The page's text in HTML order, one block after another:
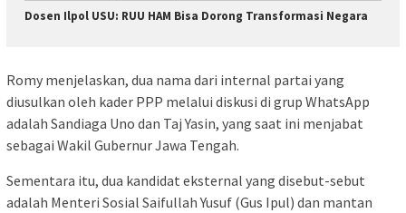
Dosen Ilpol USU: RUU HAM Bisa Dorong Transformasi Negara
Romy menjelaskan, dua nama dari internal partai yang
diusulkan oleh kader PPP melalui diskusi di grup WhatsApp
adalah Sandiaga Uno dan Taj Yasin, yang saat ini menjabat
sebagai Wakil Gubernur Jawa Tengah.
Sementara itu, dua kandidat eksternal yang disebut-sebut
adalah Menteri Sosial Saifullah Yusuf (Gus Ipul) dan mantan